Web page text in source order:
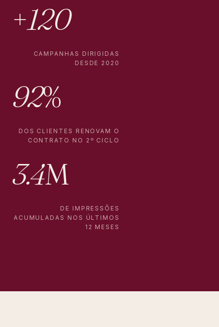
+120
CAMPANHAS DIRIGIDAS
DESDE 2020
92%
DOS CLIENTES RENOVAM O
CONTRATO NO 2º CICLO
3.4M
DE IMPRESSÕES
ACUMULADAS NOS ÚLTIMOS
12 MESES